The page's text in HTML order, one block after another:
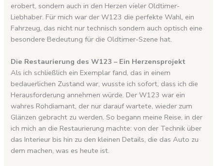
erobert, sondern auch in den Herzen vieler Oldtimer-
Liebhaber. Für mich war der W123 die perfekte Wahl, ein
Fahrzeug, das nicht nur technisch sondern auch optisch eine
besondere Bedeutung für die Oldtimer-Szene hat.
Die Restaurierung des W123 – Ein Herzensprojekt
Als ich schließlich ein Exemplar fand, das in einem
bedauerlichen Zustand war, wusste ich sofort, dass ich die
Herausforderung annehmen würde. Der W123 war ein
wahres Rohdiamant, der nur darauf wartete, wieder zum
Glänzen gebracht zu werden. So begann meine Reise, in der
ich mich an die Restaurierung machte: von der Technik über
das Interieur bis hin zu den kleinen Details, die das Auto zu
dem machen, was es heute ist.